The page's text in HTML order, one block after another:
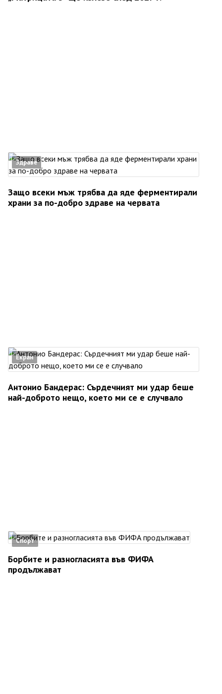
Здраве
Защо всеки мъж трябва да яде ферментирали
храни за по-добро здраве на червата
Екран
Антонио Бандерас: Сърдечният ми удар беше
най-доброто нещо, което ми се е случвало
Спорт
Борбите и разногласията във ФИФА
продължават